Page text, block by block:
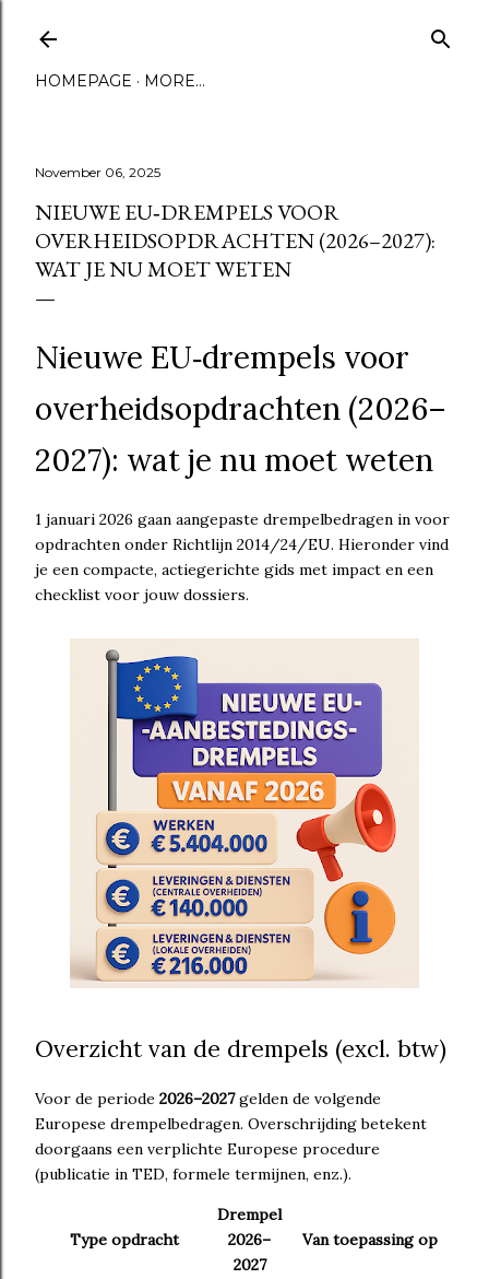
HOMEPAGE MORE…
November 06, 2025
NIEUWE EU‑DREMPELS VOOR
OVERHEIDSOPDRACHTEN (2026–2027):
WAT JE NU MOET WETEN
Nieuwe EU‑drempels voor
overheidsopdrachten (2026–
2027): wat je nu moet weten
1 januari 2026 gaan aangepaste drempelbedragen in voor
opdrachten onder Richtlijn 2014/24/EU. Hieronder vind
je een compacte, actiegerichte gids met impact en een
checklist voor jouw dossiers.
Overzicht van de drempels (excl. btw)
Voor de periode 2026–2027gelden de volgende
Europese drempelbedragen. Overschrijding betekent
doorgaans een verplichte Europese procedure
(publicatie in TED, formele termijnen, enz.).
Type opdracht
Drempel
2026–
2027
Van toepassing op